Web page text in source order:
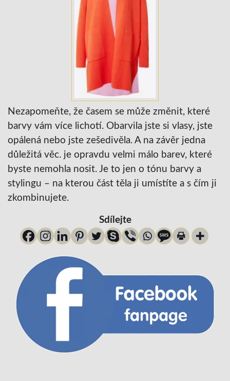
Nezapomeňte, že časem se může změnit, které
barvy vám více lichotí. Obarvila jste si vlasy, jste
opálená nebo jste zešedivěla. A na závěr jedna
důležitá věc. je opravdu velmi málo barev, které
byste nemohla nosit. Je to jen o tónu barvy a
stylingu – na kterou část těla ji umístíte a s čím ji
zkombinujete.
Sdílejte